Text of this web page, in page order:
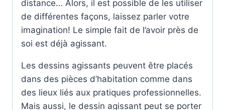
distance… Alors, il est possible de les utiliser
de différentes façons, laissez parler votre
imagination! Le simple fait de l’avoir près de
soi est déjà agissant.
Les dessins agissants peuvent être placés
dans des pièces d’habitation comme dans
des lieux liés aux pratiques professionnelles.
Mais aussi, le dessin agissant peut se porter